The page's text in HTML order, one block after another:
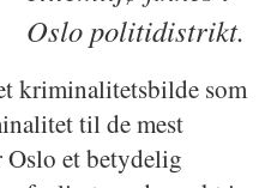
Oslo politidistrikt.
kriminalitetsbilde som
til de mest
Oslo et betydelig